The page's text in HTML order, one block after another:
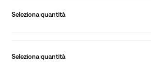
Seleziona quantità
Seleziona quantità